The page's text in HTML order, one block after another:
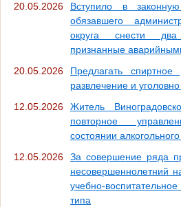
20.05.2026
Вступило в
обязавшего
округа снести
признанные
20.05.2026
Предлагать
развлечение и
12.05.2026
Житель
повторное
состоянии
12.05.2026
За совершение ряда
несовершеннолетний
учебно-
типа